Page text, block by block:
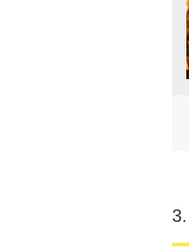
3.